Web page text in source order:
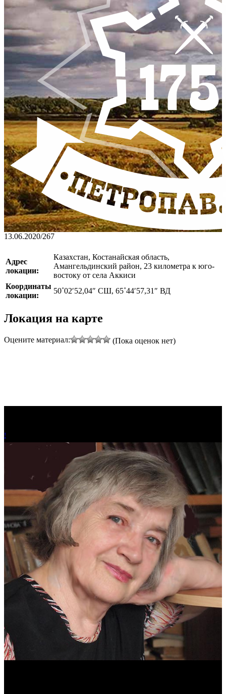
13.06.2020/267
Адрес
локации:
Казахстан, Костанайская область,
Амангельдинский район, 23 километра к юго-
востоку от села Аккиси
Координаты
локации:
50˚02′52,04″ СШ, 65˚44′57,31″ ВД
Локация на карте
Оцените материал: (Пока оценок нет)
!